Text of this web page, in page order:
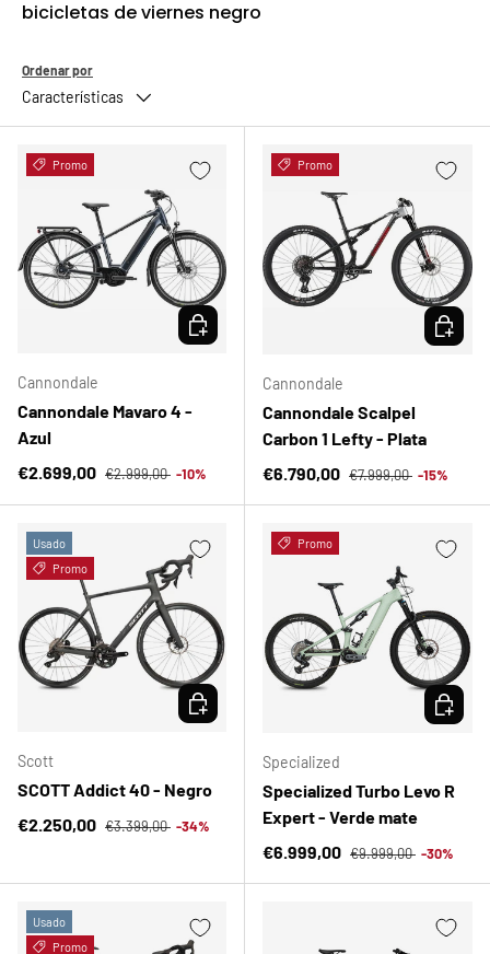
bicicletas de viernes negro
Ordenar por
Características
Promo
Cannondale
Cannondale Mavaro 4 -
Azul
Precio de venta
€2.699,00 Precio normal
€2.999,00 -10%
ELEGIR OPCIONES
Promo
Cannondale
Cannondale Scalpel
Carbon 1 Lefty - Plata
Precio de venta
€6.790,00 Precio normal
€7.999,00 -15%
ELEGIR
Usado
Promo
Scott
SCOTT Addict 40 - Negro
Precio de venta
€2.250,00 Precio normal
€3.399,00 -34%
ELEGIR OPCIONES
Promo
Specialized
Specialized Turbo Levo R
Expert - Verde mate
Precio de venta
€6.999,00 Precio normal
€9.999,00 -30%
ELEGIR
Usado
Promo